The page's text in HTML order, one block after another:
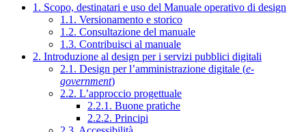
1. Scopo, destinatari e uso del Manuale operativo di design
1.1. Versionamento e storico
1.2. Consultazione del manuale
1.3. Contribuisci al manuale
2. Introduzione al design per i servizi pubblici digitali
2.1. Design per l’amministrazione digitale (e-
government)
2.2. L’approccio progettuale
2.2.1. Buone pratiche
2.2.2. Principi